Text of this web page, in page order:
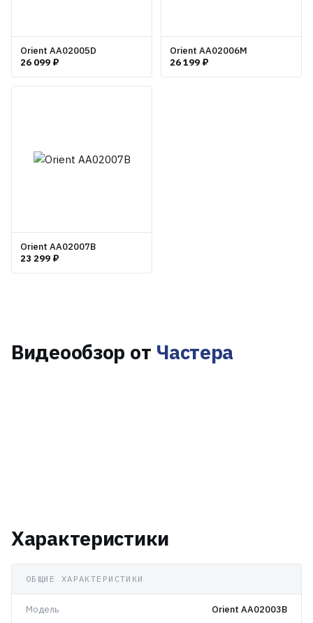
Orient AA02005D
26 099 ₽
Orient AA02006M
26 199 ₽
Orient AA02007B
23 299 ₽
Характеристики
ОБЩИЕ ХАРАКТЕРИСТИКИ
Модель Orient AA02003B
Видеообзор от Частера